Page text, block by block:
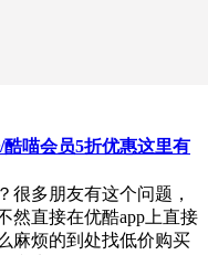
喵会员5折优惠这里有
很多朋友有这个问题，
然直接在优酷app上直接
麻烦的到处找低价购买